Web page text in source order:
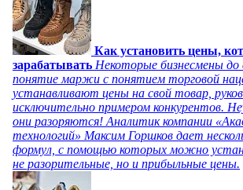
Как установить цены,
зарабатывать Некоторые бизнесмены
понятие маржи с понятием торговой
устанавливают цены на свой товар,
исключительно примером конкурентов.
они разоряются! Аналитик компании
технологий» Максим Горшков дает
формул, с помощью которых можно
не разорительные, но и прибыльные цены.